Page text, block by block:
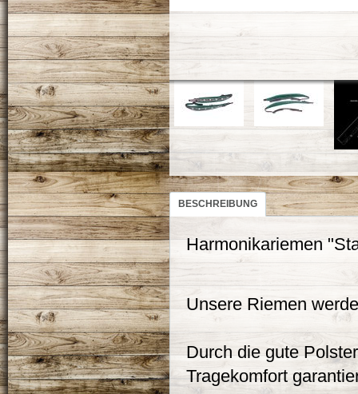
BESCHREIBUNG
Harmonikariemen
Unsere Riemen
Durch die gute
Tragekomfort